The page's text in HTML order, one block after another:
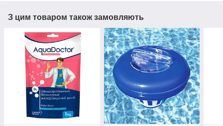
З цим товаром також замовляють